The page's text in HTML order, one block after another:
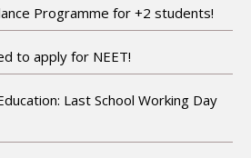
Programme for +2 students!
to apply for NEET!
Last School Working Day